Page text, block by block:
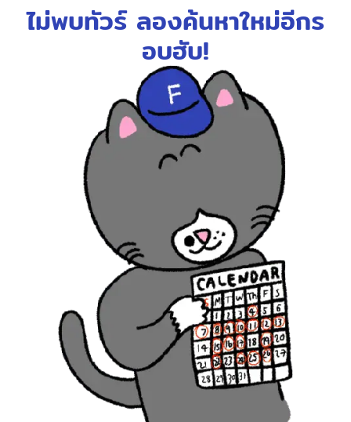
ไม่พบทัวร์ ลองค้นหาใหม่อีกร
อบฮับ!